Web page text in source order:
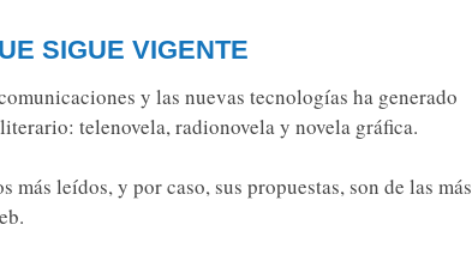
SIGUE VIGENTE
y las nuevas tecnologías ha generado
literario: telenovela, radionovela y novela gráfica.
leídos, y por caso, sus propuestas, son de las más